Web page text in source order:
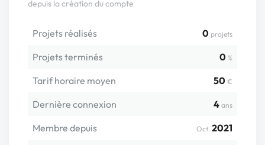
depuis la création du compte
Projets réalisés 0 projets
Projets terminés 0 %
Tarif horaire moyen 50 €
Dernière connexion 4 ans
Membre depuis Oct. 2021